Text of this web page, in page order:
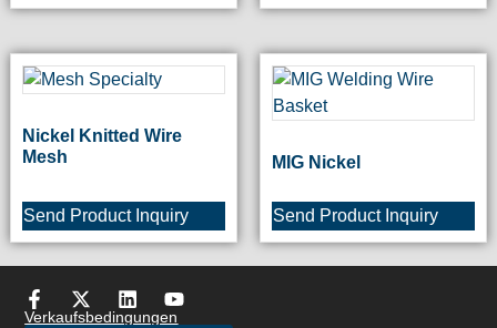
Nickel Knitted Wire
Mesh
Send Product Inquiry
MIG Nickel
Send Product Inquiry
Verkaufsbedingungen